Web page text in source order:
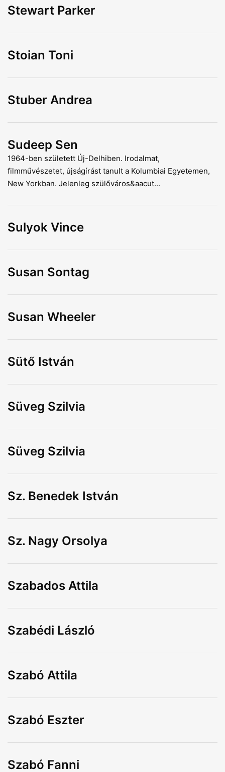
Stewart Parker
Stoian Toni
Stuber Andrea
Sudeep Sen
1964-ben született Új-Delhiben. Irodalmat,
filmművészetet, újságírást tanult a Kolumbiai Egyetemen,
New Yorkban. Jelenleg szülőváros&aacut...
Sulyok Vince
Susan Sontag
Susan Wheeler
Sütő István
Süveg Szilvia
Süveg Szilvia
Sz. Benedek István
Sz. Nagy Orsolya
Szabados Attila
Szabédi László
Szabó Attila
Szabó Eszter
Szabó Fanni